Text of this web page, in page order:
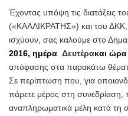
Έχοντας υπόψη τις διατάξεις
(«ΚΑΛΛΙΚΡΑΤΗΣ») και του
ισχύουν, σας καλούμε στο
2016, ημέρα Δευτέρακαι
απόφασης στα παρακάτω
Σε περίπτωση που, για
πάρετε μέρος στη συνεδρίαση,
αναπληρωματικά μέλη κατά τη